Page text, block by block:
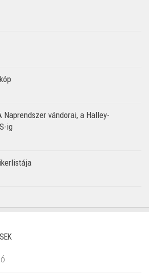
Naprendszer vándorai, a Halley-
ig